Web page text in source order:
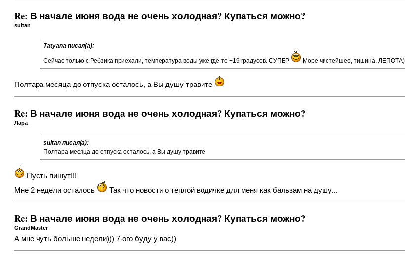
Re: В начале июня вода не очень холодная? Купаться можно?
sultan
Tatyana писал(а):
Сейчас только с Ребзика приехали, температура воды уже где-то +19 градусов. СУПЕР Море чистейшее, тишина. ЛЕПОТА)
Полтара месяца до отпуска осталось, а Вы душу травите
Re: В начале июня вода не очень холодная? Купаться можно?
Лара
sultan писал(а):
Полтара месяца до отпуска осталось, а Вы душу травите
Пусть пишут!!!
Мне 2 недели осталось
Так что новости о теплой водичке для меня как бальзам на душу...
Re: В начале июня вода не очень холодная? Купаться можно?
GrandMaster
А мне чуть больше недели))) 7-ого буду у вас))